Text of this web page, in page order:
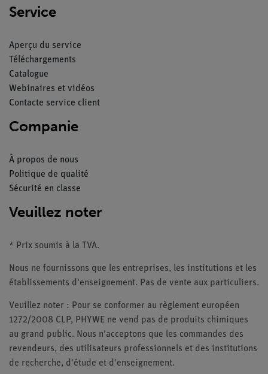
Service
Aperçu du service
Téléchargements
Catalogue
Webinaires et vidéos
Contacte service client
Companie
À propos de nous
Politique de qualité
Sécurité en classe
Veuillez noter
* Prix soumis à la TVA.
Nous ne fournissons que les entreprises, les institutions et les
établissements d'enseignement. Pas de vente aux particuliers.
Veuillez noter : Pour se conformer au règlement européen
1272/2008 CLP, PHYWE ne vend pas de produits chimiques
au grand public. Nous n'acceptons que les commandes des
revendeurs, des utilisateurs professionnels et des institutions
de recherche, d'étude et d'enseignement.